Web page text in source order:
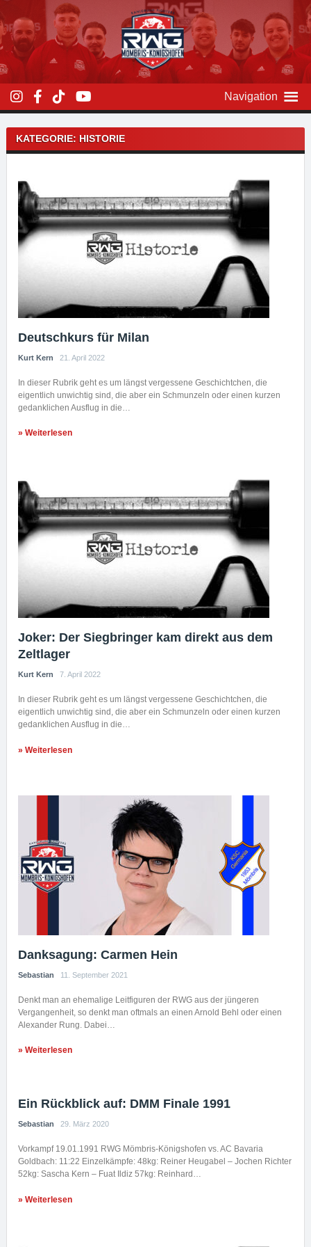
Inhalt
überspringen
Navigation
KATEGORIE: HISTORIE
Deutschkurs für Milan
Kurt Kern 21. April 2022
In dieser Rubrik geht es um längst vergessene Geschichtchen, die
eigentlich unwichtig sind, die aber ein Schmunzeln oder einen kurzen
gedanklichen Ausflug in die…
» Weiterlesen
Joker: Der Siegbringer kam direkt aus dem
Zeltlager
Kurt Kern 7. April 2022
In dieser Rubrik geht es um längst vergessene Geschichtchen, die
eigentlich unwichtig sind, die aber ein Schmunzeln oder einen kurzen
gedanklichen Ausflug in die…
» Weiterlesen
Danksagung: Carmen Hein
Sebastian 11. September 2021
Denkt man an ehemalige Leitfiguren der RWG aus der jüngeren
Vergangenheit, so denkt man oftmals an einen Arnold Behl oder einen
Alexander Rung. Dabei…
» Weiterlesen
Ein Rückblick auf: DMM Finale 1991
Sebastian 29. März 2020
Vorkampf 19.01.1991 RWG Mömbris-Königshofen vs. AC Bavaria
Goldbach: 11:22 Einzelkämpfe: 48kg: Reiner Heugabel – Jochen Richter
52kg: Sascha Kern – Fuat Ildiz 57kg: Reinhard…
» Weiterlesen